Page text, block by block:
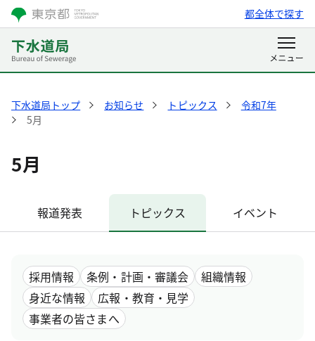
都全体で探す
下水道局トップ お知らせ トピックス
令和7年
5月
5月
報道発表 トピックス イベント
採用情報 条例・計画・審議会
組織情報
身近な情報
広報・教育・見学
事業者の皆さまへ